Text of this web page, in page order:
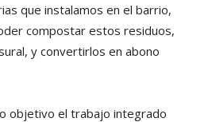
que instalamos en el barrio,
compostar estos residuos,
y convertirlos en abono
objetivo el trabajo integrado